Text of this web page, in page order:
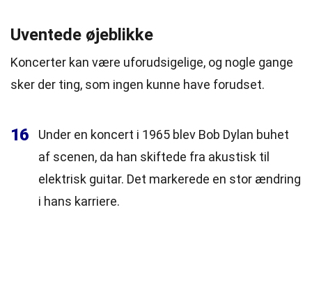
Uventede øjeblikke
Koncerter kan være uforudsigelige, og nogle gange
sker der ting, som ingen kunne have forudset.
16
Under en koncert i 1965 blev Bob Dylan buhet
af scenen, da han skiftede fra akustisk til
elektrisk guitar. Det markerede en stor ændring
i hans karriere.